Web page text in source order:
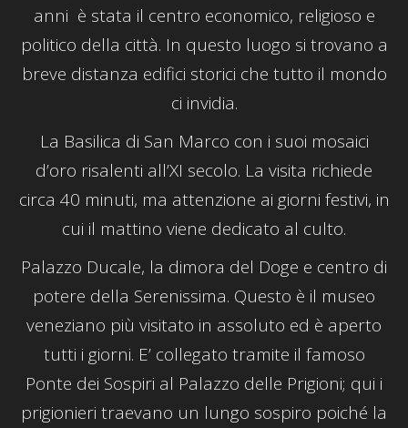
anni è stata il centro economico, religioso e
politico della città. In questo luogo si trovano a
breve distanza edifici storici che tutto il mondo
ci invidia.
La Basilica di San Marco con i suoi mosaici
d’oro risalenti all’XI secolo. La visita richiede
circa 40 minuti, ma attenzione ai giorni festivi, in
cui il mattino viene dedicato al culto.
Palazzo Ducale, la dimora del Doge e centro di
potere della Serenissima. Questo è il museo
veneziano più visitato in assoluto ed è aperto
tutti i giorni. E’ collegato tramite il famoso
Ponte dei Sospiri al Palazzo delle Prigioni; qui i
prigionieri traevano un lungo sospiro poiché la